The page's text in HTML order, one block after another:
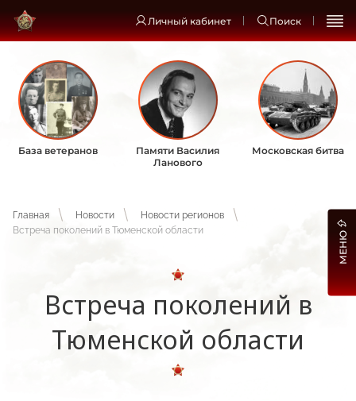
Личный кабинет Поиск
База ветеранов
Памяти Василия
Ланового
Московская битва
Главная Новости
Новости регионов
Встреча поколений в Тюменской области
Встреча поколений в
Тюменской области
МЕНЮ